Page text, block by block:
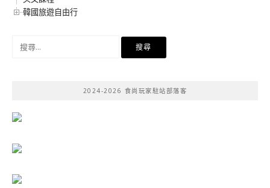
韓國旅遊自由行
2024-2026 食尚玩家駐站部落客